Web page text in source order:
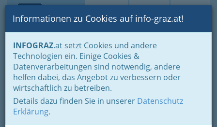
Suche Login Toggle
Informationen zu Cookies auf info-graz.at!
INFOGRAZ.at setzt Cookies und andere
Technologien ein. Einige Cookies &
Datenverarbeitungen sind notwendig, andere
helfen dabei, das Angebot zu verbessern oder
wirtschaftlich zu betreiben.
Details dazu finden Sie in unserer Datenschutz
Erklärung.
Home Branchen
Burg Rabenstein
Informations- und Betriebs
GesmbH
Adriach 41, 8130 Frohnleiten
+43 3126 39 775-13